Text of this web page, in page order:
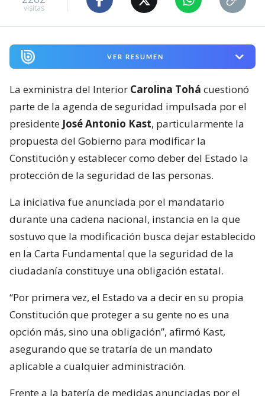
visitas
VER RESUMEN
La exministra del Interior Carolina Tohá cuestionó
parte de la agenda de seguridad impulsada por el
presidente José Antonio Kast, particularmente la
propuesta del Gobierno para modificar la
Constitución y establecer como deber del Estado la
protección de la seguridad de las personas.
La iniciativa fue anunciada por el mandatario
durante una cadena nacional, instancia en la que
sostuvo que la modificación busca dejar establecido
en la Carta Fundamental que la seguridad de la
ciudadanía constituye una obligación estatal.
“Por primera vez, el Estado va a decir en su propia
Constitución que proteger a su gente no es una
opción más, sino una obligación”, afirmó Kast,
asegurando que se trataría de un mandato
aplicable a cualquier administración.
Frente a la batería de medidas anunciadas por el